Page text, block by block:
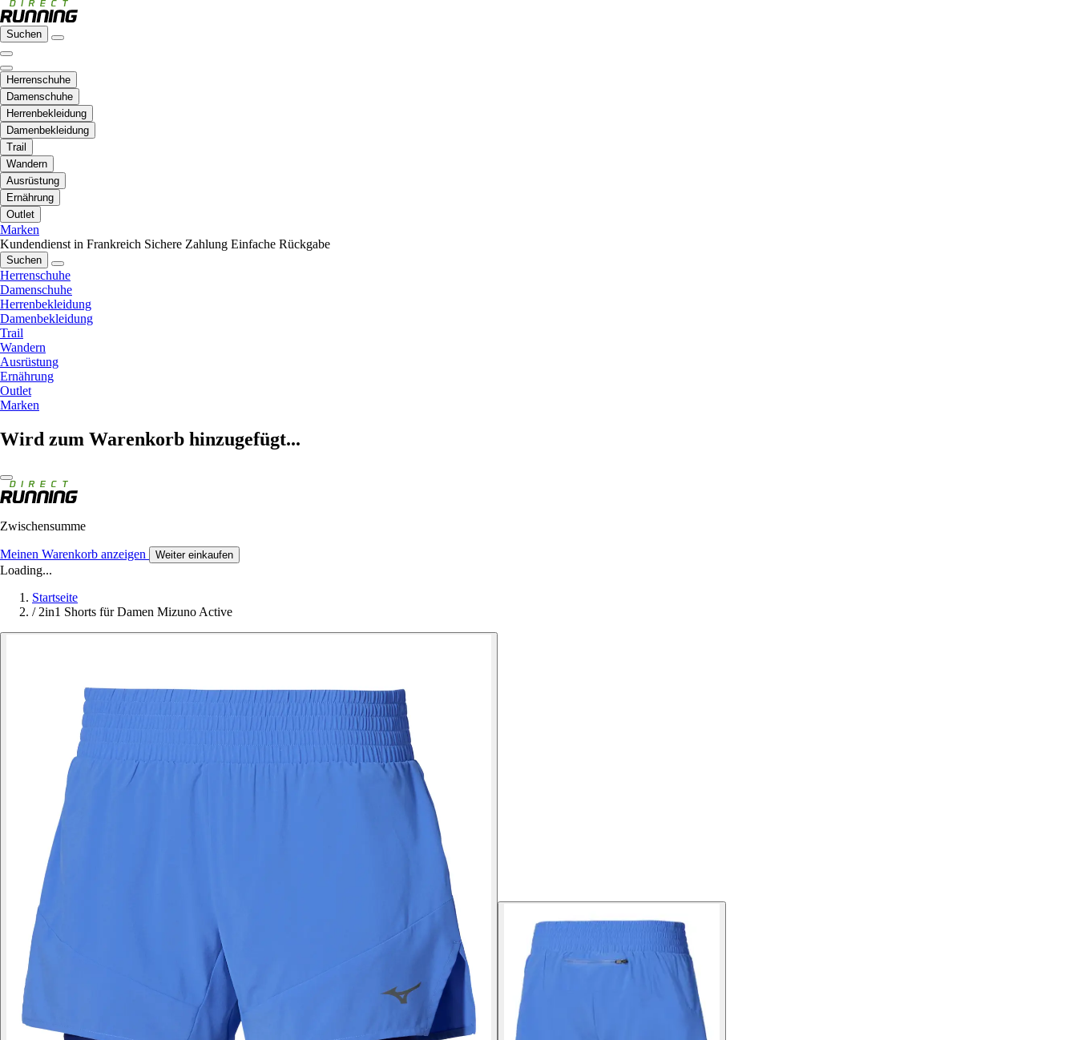
Suchen
Herrenschuhe
Damenschuhe
Herrenbekleidung
Damenbekleidung
Trail
Wandern
Ausrüstung
Ernährung
Outlet
Marken
Kundendienst in Frankreich Sichere Zahlung Einfache Rückgabe
Suchen
Herrenschuhe
Damenschuhe
Herrenbekleidung
Damenbekleidung
Trail
Wandern
Ausrüstung
Ernährung
Outlet
Marken
Wird zum Warenkorb hinzugefügt...
Zwischensumme
Meinen Warenkorb anzeigen Weiter einkaufen
Loading...
Startseite
/ 2in1 Shorts für Damen Mizuno Active